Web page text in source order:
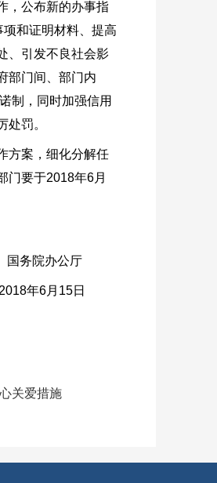
，公布新的办事指
和证明材料、提高
、引发不良社会影
部门间、部门内
制，同时加强信用
罚。
方案，细化分解任
门要于2018年6月
国务院办公厅
2018年6月15日
关爱措施